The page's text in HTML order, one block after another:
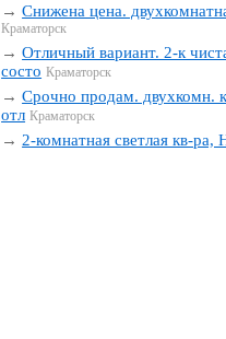
→Снижена цена.
Краматорск
→Отличный вариант. 2-к
состо Краматорск
→Срочно продам. двухкомн.
отл Краматорск
→ 2-комнатная светлая кв-